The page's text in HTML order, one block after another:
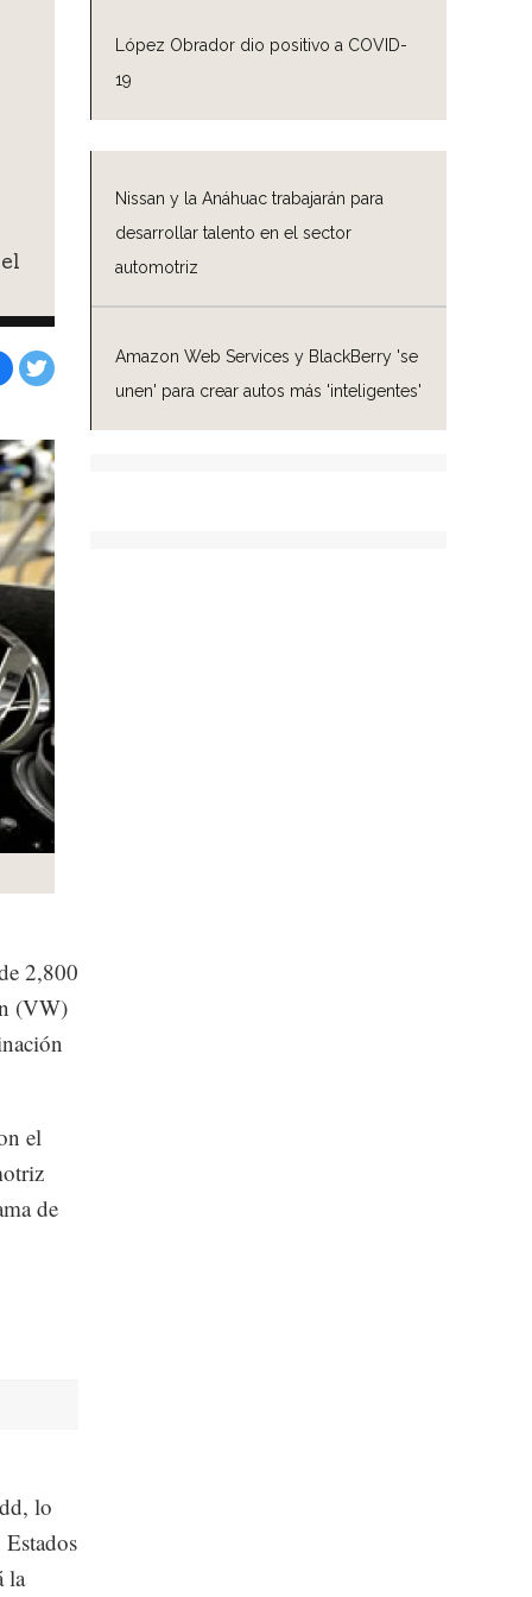
López Obrador dio positivo a COVID-
19
Nissan y la Anáhuac trabajarán para
desarrollar talento en el sector
automotriz
Amazon Web Services y BlackBerry 'se
unen' para crear autos más 'inteligentes'
2,800
(VW)
el
de
lo
la